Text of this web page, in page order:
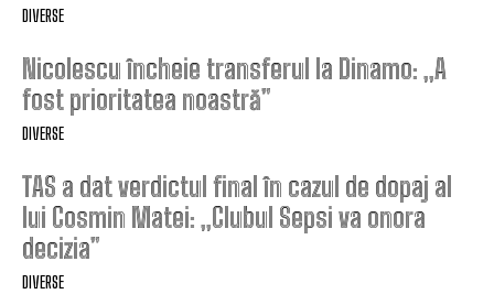
DIVERSE
Nicolescu încheie transferul la Dinamo: „A
fost prioritatea noastră”
DIVERSE
TAS a dat verdictul final în cazul de dopaj al
lui Cosmin Matei: „Clubul Sepsi va onora
decizia”
DIVERSE